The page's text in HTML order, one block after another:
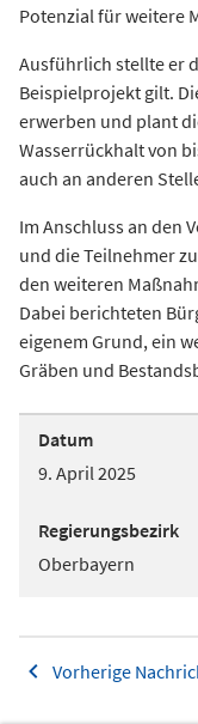
Potenzial für weitere
Ausführlich stellte er
Beispielprojekt gilt.
erwerben und plant
Wasserrückhalt von
auch an anderen
Im Anschluss an den
und die Teilnehmer
den weiteren
Dabei berichteten
eigenem Grund, ein
Gräben und
Datum
9. April 2025
Regierungsbezirk
Oberbayern
Vorherige